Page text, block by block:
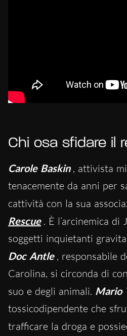
Chi osa sfidare il
Carole Baskin , attivista
tenacemente da anni per
cattività con la sua
Rescue . È l’arcinemica di
soggetti inquietanti
Doc Antle , responsabile
Carolina, si circonda di
suo e degli animali. Mario
tossicodipendente che
trafficare la droga e